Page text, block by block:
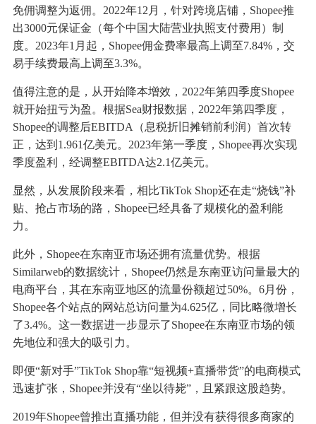
免佣调整为返佣。2022年12月，针对跨境店铺，Shopee推
出3000元保证金（每个中国大陆营业执照支付费用）制
度。2023年1月起，Shopee佣金费率最高上调至7.84%，交
易手续费最高上调至3.3%。
值得注意的是，从开始降本增效，2022年第四季度Shopee
就开始扭亏为盈。根据Sea财报数据，2022年第四季度，
Shopee的调整后EBITDA（息税折旧摊销前利润）首次转
正，达到1.961亿美元。2023年第一季度，Shopee再次实现
季度盈利，经调整EBITDA达2.1亿美元。
显然，从发展阶段来看，相比TikTok Shop还在走“烧钱”补
贴、抢占市场的路，Shopee已经具备了规模化的盈利能
力。
此外，Shopee在东南亚市场还拥有流量优势。根据
Similarweb的数据统计，Shopee仍然是东南亚访问量最大的
电商平台，其在东南亚地区的流量份额超过50%。6月份，
Shopee各个站点的网站总访问量为4.625亿，同比略微增长
了3.4%。这一数据进一步显示了Shopee在东南亚市场的领
先地位和强大的吸引力。
即便“新对手”TikTok Shop靠“短视频+直播带货”的电商模式
迅速扩张，Shopee并没有“坐以待毙”，且紧跟这股趋势。
2019年Shopee曾推出直播功能，但并没有获得很多商家的